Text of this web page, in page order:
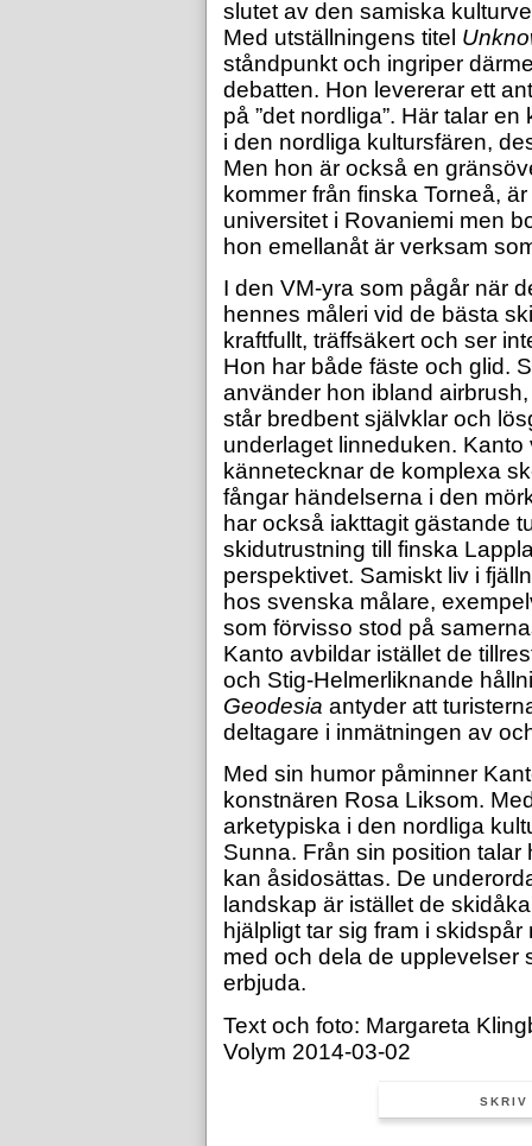
slutet av den samiska
Med utställningens titel
ståndpunkt och ingriper
debatten. Hon levererar ett
på ”det nordliga”. Här talar
i den nordliga kultursfären,
Men hon är också en
kommer från finska Torneå,
universitet i Rovaniemi men
hon emellanåt är verksam
I den VM-yra som pågår när
hennes måleri vid de bästa
kraftfullt, träffsäkert och ser
Hon har både fäste och glid.
använder hon ibland
står bredbent självklar och
underlaget linneduken.
kännetecknar de komplexa
fångar händelserna i den
har också iakttagit gästande
skidutrustning till finska
perspektivet. Samiskt liv i
hos svenska målare,
som förvisso stod på
Kanto avbildar istället de
och Stig-Helmerliknande
Geodesia antyder att
deltagare i inmätningen av
Med sin humor påminner
konstnären Rosa Liksom.
arketypiska i den nordliga
Sunna. Från sin position
kan åsidosättas. De
landskap är istället de
hjälpligt tar sig fram i
med och dela de upplevelser
erbjuda.
Text och foto: Margareta
Volym 2014-03-02
SKRIV